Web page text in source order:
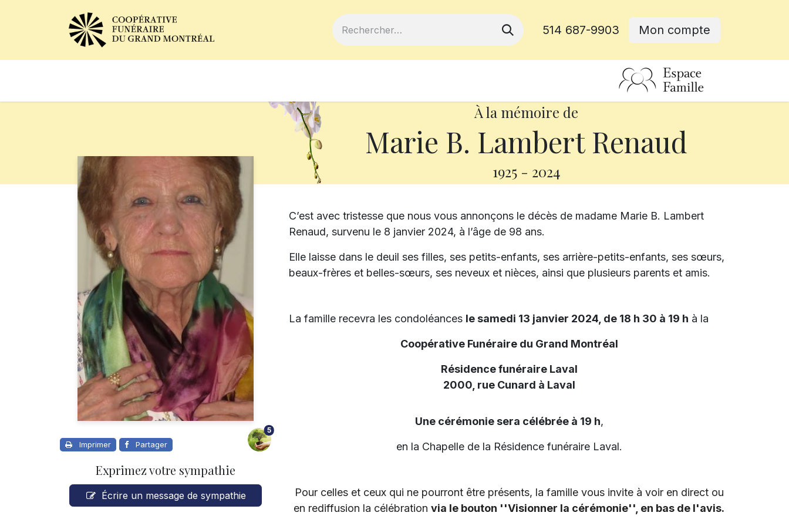
514 687-9903 Mon compte
À la mémoire de
Marie B. Lambert Renaud
1925 - 2024
Imprimer Partager
5
Exprimez votre sympathie
Écrire un message de sympathie
C’est avec tristesse que nous vous annonçons le décès de madame Marie B. Lambert
Renaud, survenu le 8 janvier 2024, à l’âge de 98 ans.
Elle laisse dans le deuil ses filles, ses petits-enfants, ses arrière-petits-enfants, ses sœurs,
beaux-frères et belles-sœurs, ses neveux et nièces, ainsi que plusieurs parents et amis.
La famille recevra les condoléances le samedi 13 janvier 2024, de 18 h 30 à 19 h à la
Coopérative Funéraire du Grand Montréal
Résidence funéraire Laval
2000, rue Cunard à Laval
Une cérémonie sera célébrée à 19 h,
en la Chapelle de la Résidence funéraire Laval.
Pour celles et ceux qui ne pourront être présents, la famille vous invite à voir en direct ou
en rediffusion la célébration via le bouton ''Visionner la cérémonie'', en bas de l'avis.